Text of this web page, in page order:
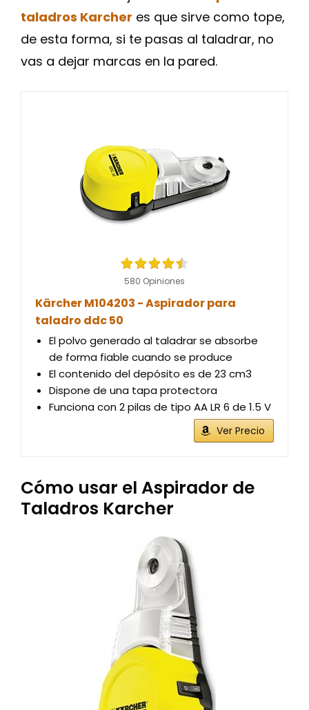
taladros Karcher es que sirve como tope,
de esta forma, si te pasas al taladrar, no
vas a dejar marcas en la pared.
580 Opiniones
Kärcher M104203 - Aspirador para
taladro ddc 50
El polvo generado al taladrar se absorbe
de forma fiable cuando se produce
El contenido del depósito es de 23 cm3
Dispone de una tapa protectora
Funciona con 2 pilas de tipo AA LR 6 de 1.5 V
Ver Precio
Cómo usar el Aspirador de
Taladros Karcher